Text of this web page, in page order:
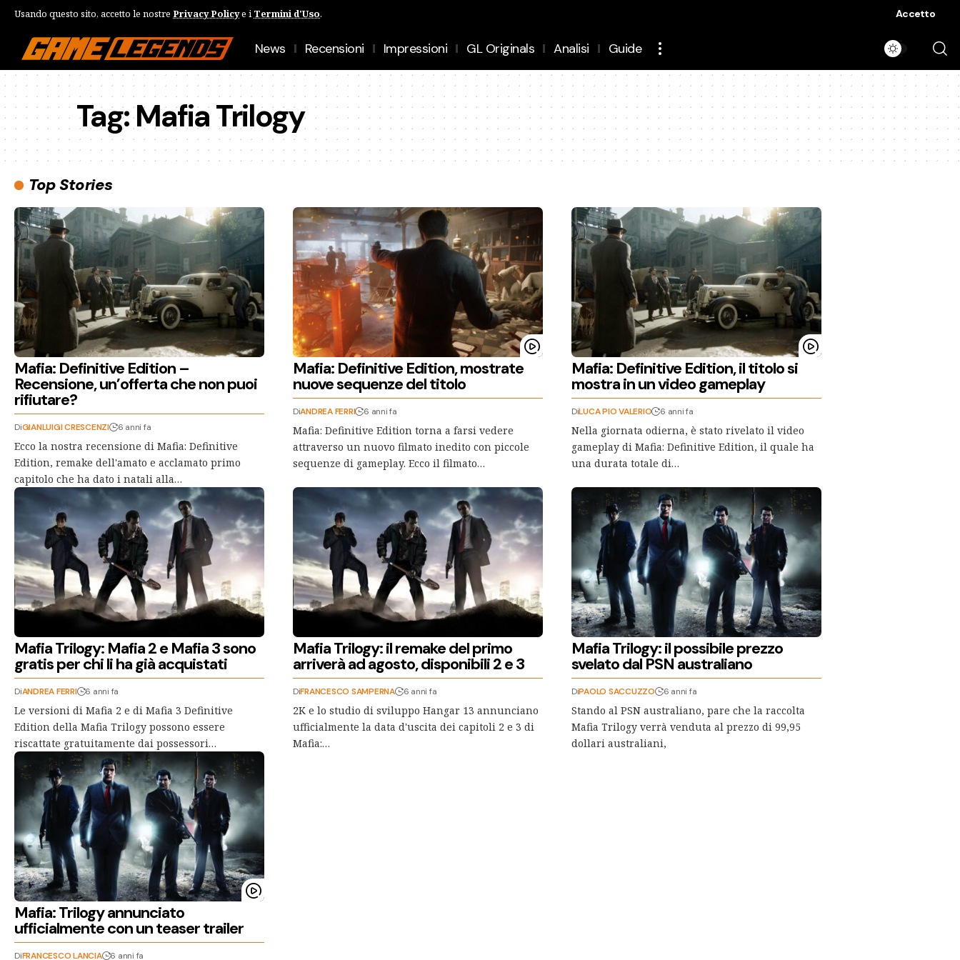
Usando questo sito, accetto le nostre Privacy Policye i Termini d'Uso. Accetto
News Recensioni Impressioni GL Originals Analisi Guide
Tag:Mafia Trilogy
Top Stories
Mafia: Definitive Edition –
Recensione, un’offerta che non puoi
rifiutare?
DiGIANLUIGI CRESCENZI 6 anni fa
Ecco la nostra recensione di Mafia: Definitive
Edition, remake dell'amato e acclamato primo
capitolo che ha dato i natali alla…
Mafia: Definitive Edition, mostrate
nuove sequenze del titolo
DiANDREA FERRI 6 anni fa
Mafia: Definitive Edition torna a farsi vedere
attraverso un nuovo filmato inedito con piccole
sequenze di gameplay. Ecco il filmato…
Mafia: Definitive Edition, il titolo si
mostra in un video gameplay
DiLUCA PIO VALERIO 6 anni fa
Nella giornata odierna, è stato rivelato il video
gameplay di Mafia: Definitive Edition, il quale ha
una durata totale di…
Mafia Trilogy: Mafia 2 e Mafia 3 sono
gratis per chi li ha già acquistati
DiANDREA FERRI 6 anni fa
Le versioni di Mafia 2 e di Mafia 3 Definitive
Edition della Mafia Trilogy possono essere
riscattate gratuitamente dai possessori…
Mafia Trilogy: il remake del primo
arriverà ad agosto, disponibili 2 e 3
DiFRANCESCO SAMPERNA 6 anni fa
2K e lo studio di sviluppo Hangar 13 annunciano
ufficialmente la data d'uscita dei capitoli 2 e 3 di
Mafia:…
Mafia Trilogy: il possibile prezzo
svelato dal PSN australiano
DiPAOLO SACCUZZO 6 anni fa
Stando al PSN australiano, pare che la raccolta
Mafia Trilogy verrà venduta al prezzo di 99,95
dollari australiani,
Mafia: Trilogy annunciato
ufficialmente con un teaser trailer
DiFRANCESCO LANCIA 6 anni fa